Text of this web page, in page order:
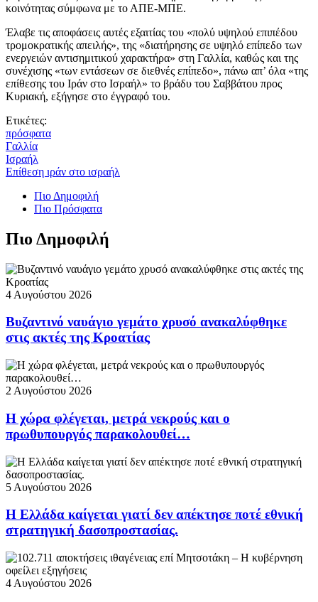
κοινότητας σύμφωνα με το ΑΠΕ-ΜΠΕ.
Έλαβε τις αποφάσεις αυτές εξαιτίας του «πολύ υψηλού επιπέδου
τρομοκρατικής απειλής», της «διατήρησης σε υψηλό επίπεδο των
ενεργειών αντισημιτικού χαρακτήρα» στη Γαλλία, καθώς και της
συνέχισης «των εντάσεων σε διεθνές επίπεδο», πάνω απ’ όλα «της
επίθεσης του Ιράν στο Ισραήλ» το βράδυ του Σαββάτου προς
Κυριακή, εξήγησε στο έγγραφό του.
Ετικέτες:
πρόσφατα
Γαλλία
Ισραήλ
Επίθεση ιράν στο ισραήλ
Πιο Δημοφιλή
Πιο Πρόσφατα
Πιο Δημοφιλή
4 Αυγούστου 2026
Βυζαντινό ναυάγιο γεμάτο χρυσό ανακαλύφθηκε
στις ακτές της Κροατίας
2 Αυγούστου 2026
Η χώρα φλέγεται, μετρά νεκρούς και ο
πρωθυπουργός παρακολουθεί…
5 Αυγούστου 2026
Η Ελλάδα καίγεται γιατί δεν απέκτησε ποτέ εθνική
στρατηγική δασοπροστασίας.
4 Αυγούστου 2026